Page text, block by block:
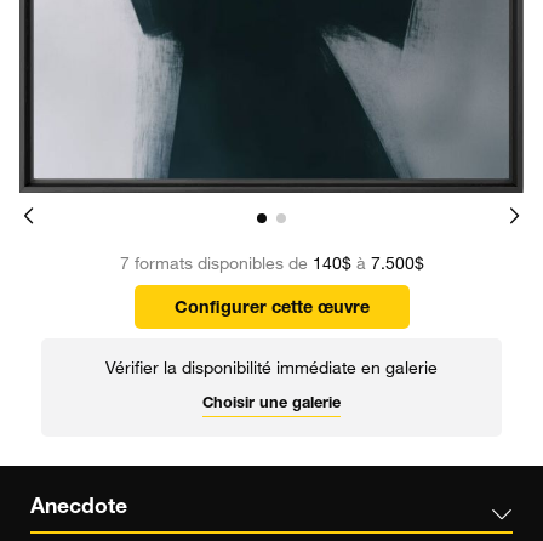
7 formats disponibles de 140$à 7.500$
Configurer cette œuvre
Vérifier la disponibilité immédiate en galerie
Choisir une galerie
Anecdote